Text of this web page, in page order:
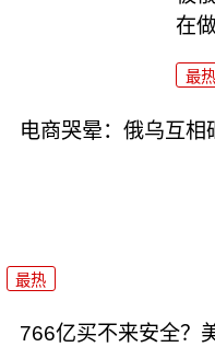
在
最热
电商哭晕：俄乌互
最热
766亿买不来安全？